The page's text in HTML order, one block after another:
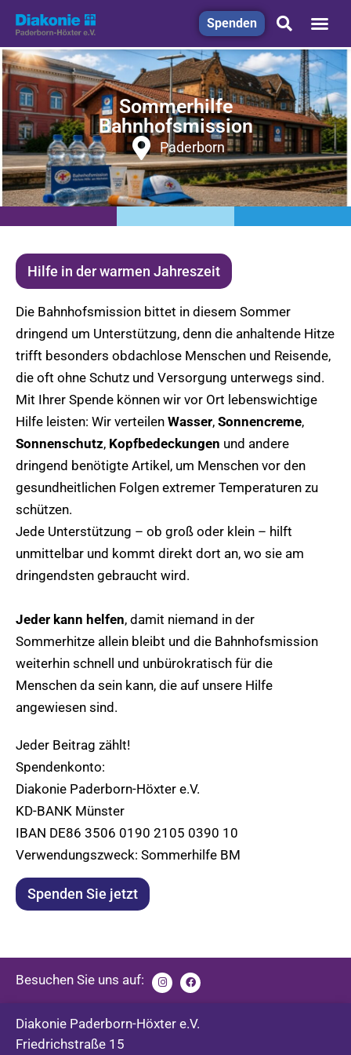
Spenden
Sommerhilfe
Bahnhofsmission
Paderborn
Hilfe in der warmen Jahreszeit
Die Bahnhofsmission bittet in diesem Sommer
dringend um Unterstützung, denn die anhaltende Hitze
trifft besonders obdachlose Menschen und Reisende,
die oft ohne Schutz und Versorgung unterwegs sind.
Mit Ihrer Spende können wir vor Ort lebenswichtige
Hilfe leisten: Wir verteilen Wasser, Sonnencreme,
Sonnenschutz, Kopfbedeckungen und andere
dringend benötigte Artikel, um Menschen vor den
gesundheitlichen Folgen extremer Temperaturen zu
schützen.
Jede Unterstützung – ob groß oder klein – hilft
unmittelbar und kommt direkt dort an, wo sie am
dringendsten gebraucht wird.
Jeder kann helfen, damit niemand in der
Sommerhitze allein bleibt und die Bahnhofsmission
weiterhin schnell und unbürokratisch für die
Menschen da sein kann, die auf unsere Hilfe
angewiesen sind.
Jeder Beitrag zählt!
Spendenkonto:
Diakonie Paderborn-Höxter e.V.
KD-BANK Münster
IBAN DE86 3506 0190 2105 0390 10
Verwendungszweck: Sommerhilfe BM
Spenden Sie jetzt
Besuchen Sie uns auf:
Diakonie Paderborn-Höxter e.V.
Friedrichstraße 15